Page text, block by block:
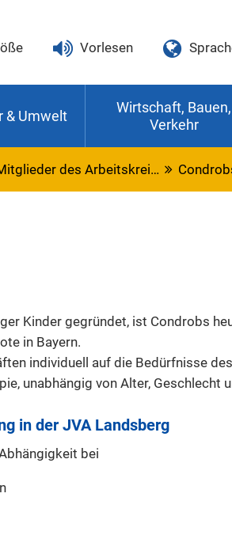
Vorlesen
& Umwelt
Wirtschaft, Bauen,
Verkehr
des Arbeitskrei…
Kinder gegründet, ist Condrobs
in Bayern.
individuell auf die Bedürfnisse
unabhängig von Alter, Geschlecht
in der JVA Landsberg
bei